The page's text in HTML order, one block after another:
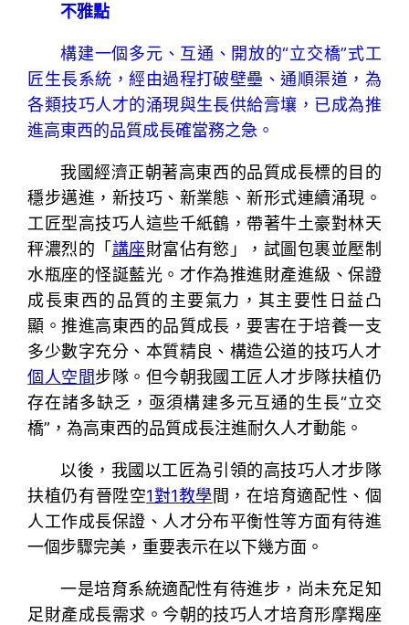
不雅點
構建一個多元、互通、開放的“立交橋”式工
匠生長系統，經由過程打破壁壘、通順渠道，為
各類技巧人才的涌現與生長供給膏壤，已成為推
進高東西的品質成長確當務之急。
我國經濟正朝著高東西的品質成長標的目的
穩步邁進，新技巧、新業態、新形式連續涌現。
工匠型高技巧人這些千紙鶴，帶著牛土豪對林天
秤濃烈的「講座財富佔有慾」，試圖包裹並壓制
水瓶座的怪誕藍光。才作為推進財產進級、保證
成長東西的品質的主要氣力，其主要性日益凸
顯。推進高東西的品質成長，要害在于培養一支
多少數字充分、本質精良、構造公道的技巧人才
個人空間步隊。但今朝我國工匠人才步隊扶植仍
存在諸多缺乏，亟須構建多元互通的生長“立交
橋”，為高東西的品質成長注進耐久人才動能。
以後，我國以工匠為引領的高技巧人才步隊
扶植仍有晉陞空1對1教學 間，在培育適配性、個
人工作成長保證、人才分布平衡性等方面有待進
一個步驟完美，重要表示在以下幾方面。
一是培育系統適配性有待進步，尚未充足知
足財產成長需求。今朝的技巧人才培育形摩羯座